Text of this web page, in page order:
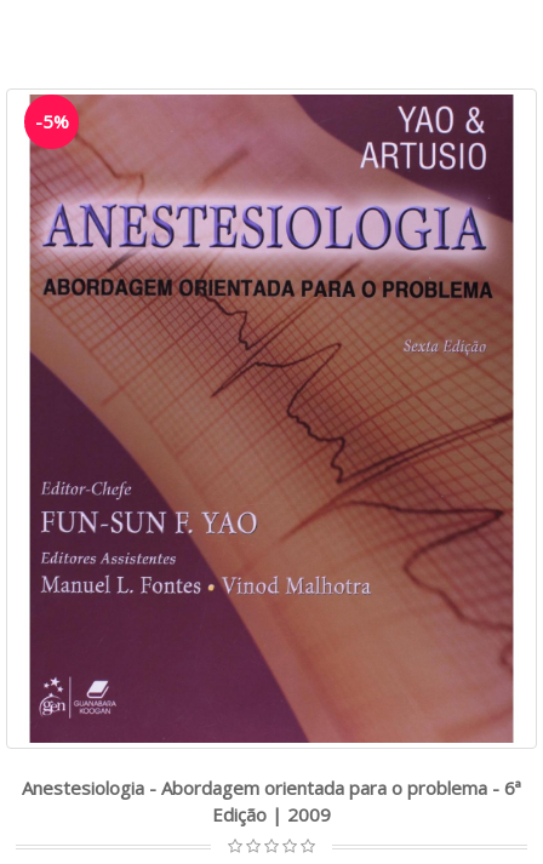
-5%
Anestesiologia - Abordagem orientada para o problema - 6ª
Edição | 2009